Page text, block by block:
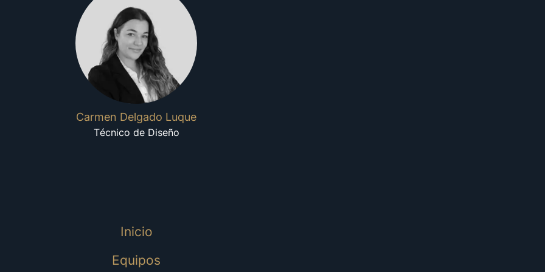
Carmen Delgado Luque
Técnico de Diseño
Inicio
Equipos